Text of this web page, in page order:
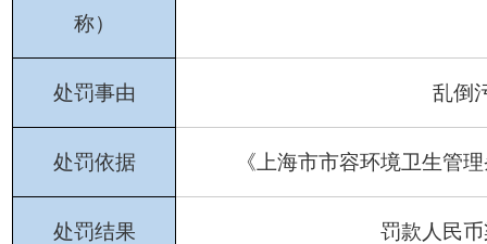
称）
处罚事由 乱倒
处罚依据 《上海市市容环境卫生管
处罚结果 罚款人民币